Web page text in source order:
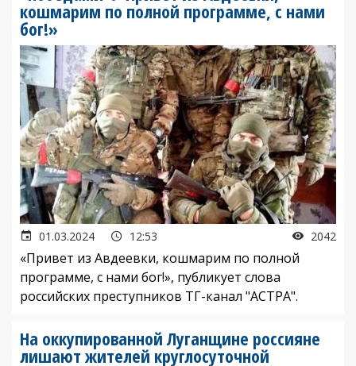
кошмарим по полной программе, с нами
бог!»
01.03.2024 12:53 2042
«Привет из Авдеевки, кошмарим по полной
программе, с нами бог!», публикует слова
российских преступников ТГ-канал "АСТРА".
На оккупированной Луганщине россияне
лишают жителей круглосуточной